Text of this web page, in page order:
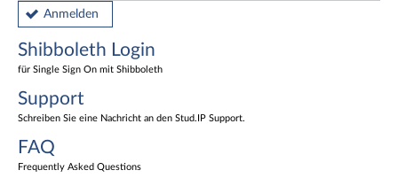
Anmelden
Shibboleth Login
für Single Sign On mit Shibboleth
Support
Schreiben Sie eine Nachricht an den Stud.IP Support.
FAQ
Frequently Asked Questions